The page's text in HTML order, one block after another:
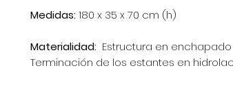
Medidas:180 x 35 x 70 cm (h)
Materialidad: Estructura en
Terminación de los estantes en